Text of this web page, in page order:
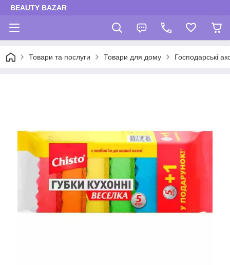
BEAUTY BAZAR
Товари та послуги Товари для дому Господарські